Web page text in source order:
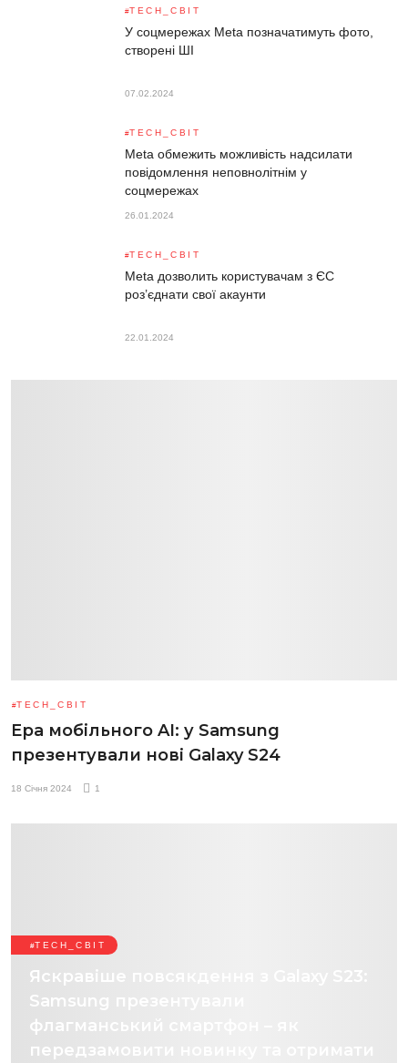
TECH_СВІТ
У соцмережах Meta позначатимуть фото,
створені ШІ
07.02.2024
TECH_СВІТ
Meta обмежить можливість надсилати
повідомлення неповнолітнім у
соцмережах
26.01.2024
TECH_СВІТ
Meta дозволить користувачам з ЄС
роз’єднати свої акаунти
22.01.2024
TECH_СВІТ
Ера мобільного AI: у Samsung
презентували нові Galaxy S24
18 Січня 2024 1
TECH_СВІТ
Яскравіше повсякдення з Galaxy S23:
Samsung презентували
флагманський смартфон – як
передзамовити новинку та отримати